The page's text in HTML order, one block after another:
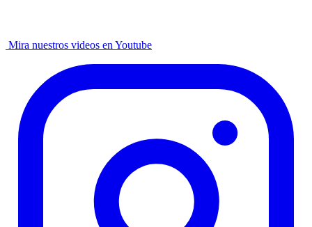
Mira nuestros videos en Youtube